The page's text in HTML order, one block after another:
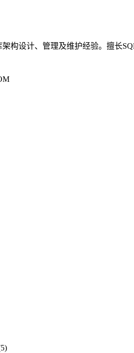
构设计、管理及维护经验。擅长